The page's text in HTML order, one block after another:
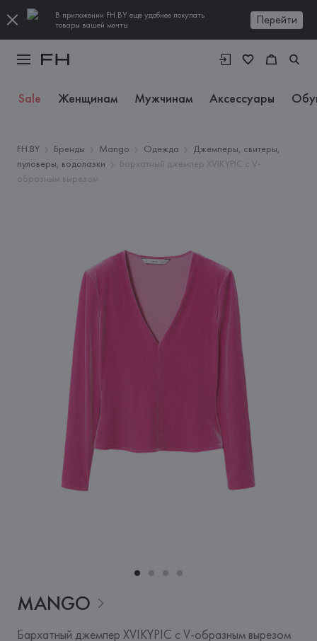
В приложении FH.BY еще удобнее покупать
товары вашей мечты
Перейти
Sale Женщинам Мужчинам Аксессуары
FH.BY Бренды Mango Одежда
Джемперы, свитеры,
пуловеры, водолазки
Бархатный джемпер XVIKYPIC с V-
образным вырезом
MANGO
Бархатный джемпер XVIKYPIC с V-образным вырезом